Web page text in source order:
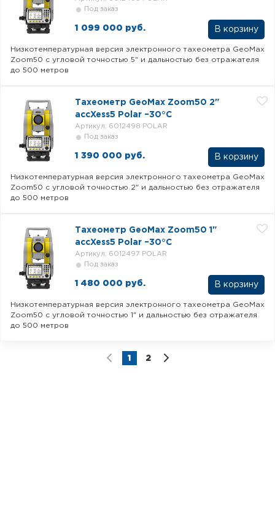
Под заказ
1 099 000 руб. В корзину
Низкотемпературная версия электронного тахеометра GeoMax
Zoom50 с угловой точностью 5" и дальностью без отражателя
до 500 метров
Тахеометр GeoMax Zoom50 2"
accXess5 Polar –30°C
Под заказ
Артикул: 6012498 POLAR
1 390 000 руб. В корзину
Низкотемпературная версия электронного тахеометра GeoMax
Zoom50 с угловой точностью 2" и дальностью без отражателя
до 500 метров
Тахеометр GeoMax Zoom50 1"
accXess5 Polar –30°C
Под заказ
Артикул: 6012497 POLAR
1 480 000 руб. В корзину
Низкотемпературная версия электронного тахеометра GeoMax
Zoom50 с угловой точностью 1" и дальностью без отражателя
до 500 метров
1 2